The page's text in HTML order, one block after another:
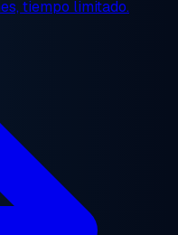
tiempo limitado.